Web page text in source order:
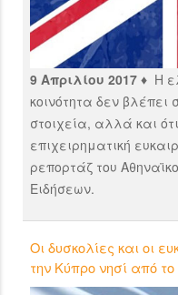
9 Απριλίου 2017 ♦ Η
κοινότητα δεν βλέπει
στοιχεία, αλλά και
επιχειρηματική
ρεπορτάζ του
Ειδήσεων.
Οι δυσκολίες και οι
την Κύπρο νησί από το